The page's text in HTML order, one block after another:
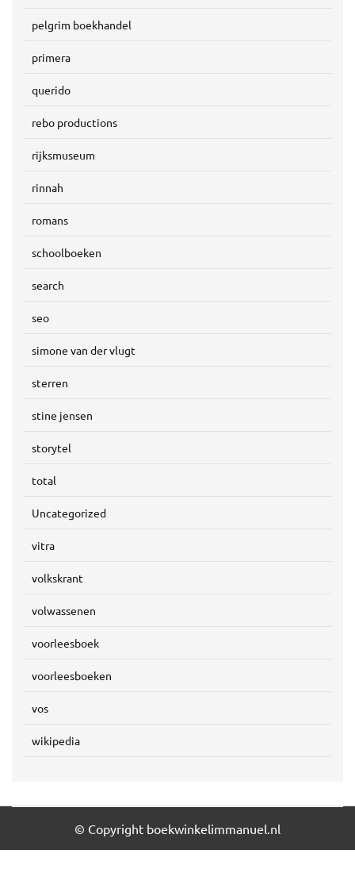
pelgrim boekhandel
primera
querido
rebo productions
rijksmuseum
rinnah
romans
schoolboeken
search
seo
simone van der vlugt
sterren
stine jensen
storytel
total
Uncategorized
vitra
volkskrant
volwassenen
voorleesboek
voorleesboeken
vos
wikipedia
© Copyright boekwinkelimmanuel.nl